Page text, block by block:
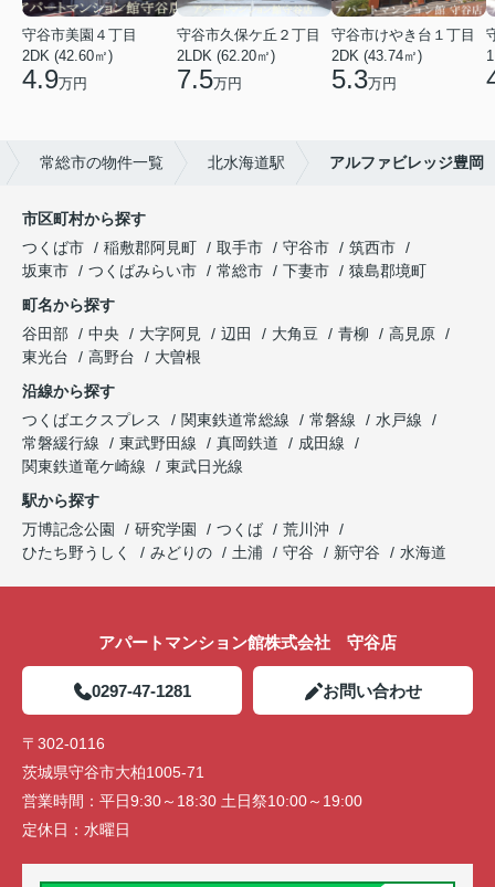
守谷市美園４丁目
2DK (42.60㎡)
4.9万円
守谷市久保ケ丘２丁目
2LDK (62.20㎡)
7.5万円
守谷市けやき台１丁目
2DK (43.74㎡)
5.3万円
常総市の物件一覧 北水海道駅 アルファビレッジ豊岡
市区町村から探す
つくば市
稲敷郡阿見町 取手市 守谷市
筑西市
坂東市
つくばみらい市 常総市 下妻市
猿島郡境町
町名から探す
谷田部
中央 大字阿見 辺田 大角豆 青柳
高見原
東光台
高野台
大曽根
沿線から探す
つくばエクスプレス
関東鉄道常総線 常磐線
水戸線
常磐緩行線
東武野田線 真岡鉄道
成田線
関東鉄道竜ケ崎線
東武日光線
駅から探す
万博記念公園
研究学園 つくば
荒川沖
ひたち野うしく
みどりの 土浦 守谷 新守谷 水海道
アパートマンション館株式会社 守谷店
0297-47-1281 お問い合わせ
〒302-0116
茨城県守谷市大柏1005-71
営業時間： 平日9:30～18:30 土日祭10:00～19:00
定休日： 水曜日